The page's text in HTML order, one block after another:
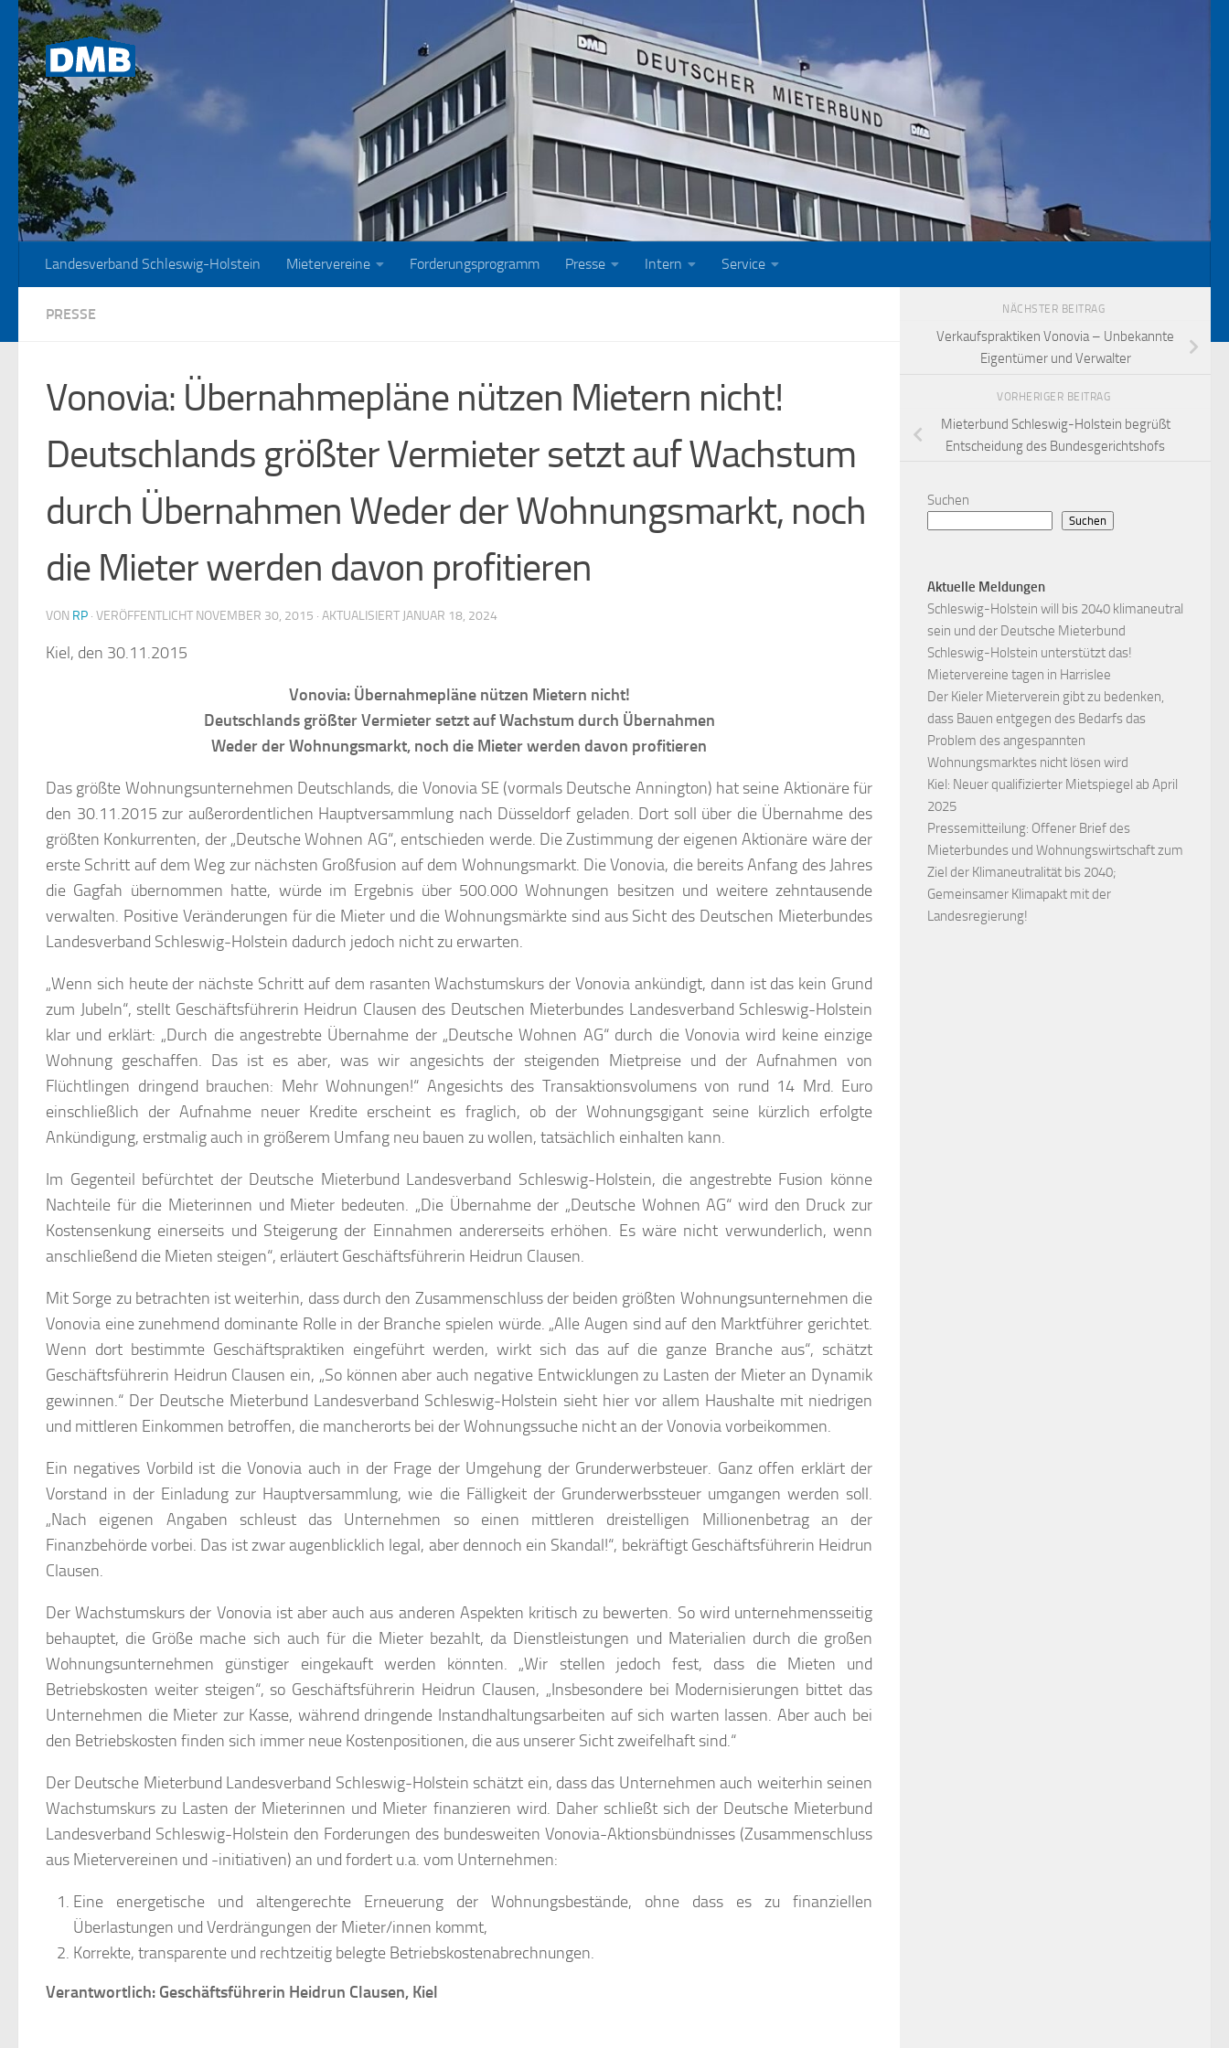
Zum Inhalt springen
Landesverband Schleswig-Holstein Mietervereine Forderungsprogramm Presse Intern Service
PRESSE
Vonovia: Übernahmepläne nützen Mietern nicht!
Deutschlands größter Vermieter setzt auf Wachstum
durch Übernahmen Weder der Wohnungsmarkt, noch
die Mieter werden davon profitieren
VON RP · VERÖFFENTLICHT NOVEMBER 30, 2015 · AKTUALISIERT JANUAR 18, 2024
Kiel, den 30.11.2015
Vonovia: Übernahmepläne nützen Mietern nicht!
Deutschlands größter Vermieter setzt auf Wachstum durch Übernahmen
Weder der Wohnungsmarkt, noch die Mieter werden davon profitieren
Das größte Wohnungsunternehmen Deutschlands, die Vonovia SE (vormals Deutsche Annington) hat seine Aktionäre für
den 30.11.2015 zur außerordentlichen Hauptversammlung nach Düsseldorf geladen. Dort soll über die Übernahme des
größten Konkurrenten, der „Deutsche Wohnen AG“, entschieden werde. Die Zustimmung der eigenen Aktionäre wäre der
erste Schritt auf dem Weg zur nächsten Großfusion auf dem Wohnungsmarkt. Die Vonovia, die bereits Anfang des Jahres
die Gagfah übernommen hatte, würde im Ergebnis über 500.000 Wohnungen besitzen und weitere zehntausende
verwalten. Positive Veränderungen für die Mieter und die Wohnungsmärkte sind aus Sicht des Deutschen Mieterbundes
Landesverband Schleswig-Holstein dadurch jedoch nicht zu erwarten.
„Wenn sich heute der nächste Schritt auf dem rasanten Wachstumskurs der Vonovia ankündigt, dann ist das kein Grund
zum Jubeln“, stellt Geschäftsführerin Heidrun Clausen des Deutschen Mieterbundes Landesverband Schleswig-Holstein
klar und erklärt: „Durch die angestrebte Übernahme der „Deutsche Wohnen AG“ durch die Vonovia wird keine einzige
Wohnung geschaffen. Das ist es aber, was wir angesichts der steigenden Mietpreise und der Aufnahmen von
Flüchtlingen dringend brauchen: Mehr Wohnungen!“ Angesichts des Transaktionsvolumens von rund 14 Mrd. Euro
einschließlich der Aufnahme neuer Kredite erscheint es fraglich, ob der Wohnungsgigant seine kürzlich erfolgte
Ankündigung, erstmalig auch in größerem Umfang neu bauen zu wollen, tatsächlich einhalten kann.
Im Gegenteil befürchtet der Deutsche Mieterbund Landesverband Schleswig-Holstein, die angestrebte Fusion könne
Nachteile für die Mieterinnen und Mieter bedeuten. „Die Übernahme der „Deutsche Wohnen AG“ wird den Druck zur
Kostensenkung einerseits und Steigerung der Einnahmen andererseits erhöhen. Es wäre nicht verwunderlich, wenn
anschließend die Mieten steigen“, erläutert Geschäftsführerin Heidrun Clausen.
Mit Sorge zu betrachten ist weiterhin, dass durch den Zusammenschluss der beiden größten Wohnungsunternehmen die
Vonovia eine zunehmend dominante Rolle in der Branche spielen würde. „Alle Augen sind auf den Marktführer gerichtet.
Wenn dort bestimmte Geschäftspraktiken eingeführt werden, wirkt sich das auf die ganze Branche aus“, schätzt
Geschäftsführerin Heidrun Clausen ein, „So können aber auch negative Entwicklungen zu Lasten der Mieter an Dynamik
gewinnen.“ Der Deutsche Mieterbund Landesverband Schleswig-Holstein sieht hier vor allem Haushalte mit niedrigen
und mittleren Einkommen betroffen, die mancherorts bei der Wohnungssuche nicht an der Vonovia vorbeikommen.
Ein negatives Vorbild ist die Vonovia auch in der Frage der Umgehung der Grunderwerbsteuer. Ganz offen erklärt der
Vorstand in der Einladung zur Hauptversammlung, wie die Fälligkeit der Grunderwerbssteuer umgangen werden soll.
„Nach eigenen Angaben schleust das Unternehmen so einen mittleren dreistelligen Millionenbetrag an der
Finanzbehörde vorbei. Das ist zwar augenblicklich legal, aber dennoch ein Skandal!“, bekräftigt Geschäftsführerin Heidrun
Clausen.
Der Wachstumskurs der Vonovia ist aber auch aus anderen Aspekten kritisch zu bewerten. So wird unternehmensseitig
behauptet, die Größe mache sich auch für die Mieter bezahlt, da Dienstleistungen und Materialien durch die großen
Wohnungsunternehmen günstiger eingekauft werden könnten. „Wir stellen jedoch fest, dass die Mieten und
Betriebskosten weiter steigen“, so Geschäftsführerin Heidrun Clausen, „Insbesondere bei Modernisierungen bittet das
Unternehmen die Mieter zur Kasse, während dringende Instandhaltungsarbeiten auf sich warten lassen. Aber auch bei
den Betriebskosten finden sich immer neue Kostenpositionen, die aus unserer Sicht zweifelhaft sind.“
Der Deutsche Mieterbund Landesverband Schleswig-Holstein schätzt ein, dass das Unternehmen auch weiterhin seinen
Wachstumskurs zu Lasten der Mieterinnen und Mieter finanzieren wird. Daher schließt sich der Deutsche Mieterbund
Landesverband Schleswig-Holstein den Forderungen des bundesweiten Vonovia-Aktionsbündnisses (Zusammenschluss
aus Mietervereinen und -initiativen) an und fordert u.a. vom Unternehmen:
Eine energetische und altengerechte Erneuerung der Wohnungsbestände, ohne dass es zu finanziellen
Überlastungen und Verdrängungen der Mieter/innen kommt,
Korrekte, transparente und rechtzeitig belegte Betriebskostenabrechnungen.
Verantwortlich: Geschäftsführerin Heidrun Clausen, Kiel
NÄCHSTER BEITRAG
Verkaufspraktiken Vonovia – Unbekannte
Eigentümer und Verwalter
VORHERIGER BEITRAG
Mieterbund Schleswig-Holstein begrüßt
Entscheidung des Bundesgerichtshofs
Suchen
Suchen
Aktuelle Meldungen
Schleswig-Holstein will bis 2040 klimaneutral
sein und der Deutsche Mieterbund
Schleswig-Holstein unterstützt das!
Mietervereine tagen in Harrislee
Der Kieler Mieterverein gibt zu bedenken,
dass Bauen entgegen des Bedarfs das
Problem des angespannten
Wohnungsmarktes nicht lösen wird
Kiel: Neuer qualifizierter Mietspiegel ab April
2025
Pressemitteilung: Offener Brief des
Mieterbundes und Wohnungswirtschaft zum
Ziel der Klimaneutralität bis 2040;
Gemeinsamer Klimapakt mit der
Landesregierung!